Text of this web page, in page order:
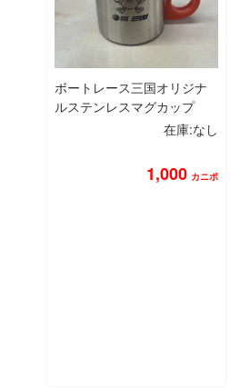
ボートレース三国オリジナ
ルステンレスマグカップ
在庫:なし
1,000 カニポ